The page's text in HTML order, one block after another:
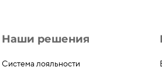
Наши решения
Система лояльности